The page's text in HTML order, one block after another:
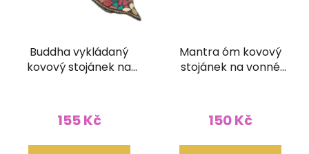
Buddha vykládaný
kovový stojánek na
155 Kč
Mantra óm kovový
stojánek na vonné
150 Kč